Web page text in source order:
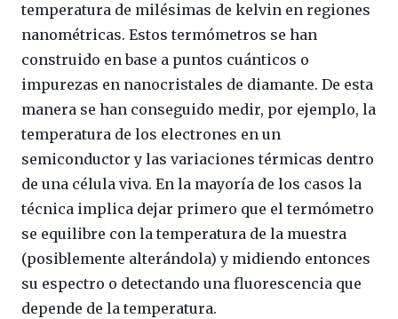
temperatura de milésimas de kelvin en regiones
nanométricas. Estos termómetros se han
construido en base a puntos cuánticos o
impurezas en nanocristales de diamante. De esta
manera se han conseguido medir, por ejemplo, la
temperatura de los electrones en un
semiconductor y las variaciones térmicas dentro
de una célula viva. En la mayoría de los casos la
técnica implica dejar primero que el termómetro
se equilibre con la temperatura de la muestra
(posiblemente alterándola) y midiendo entonces
su espectro o detectando una fluorescencia que
depende de la temperatura.